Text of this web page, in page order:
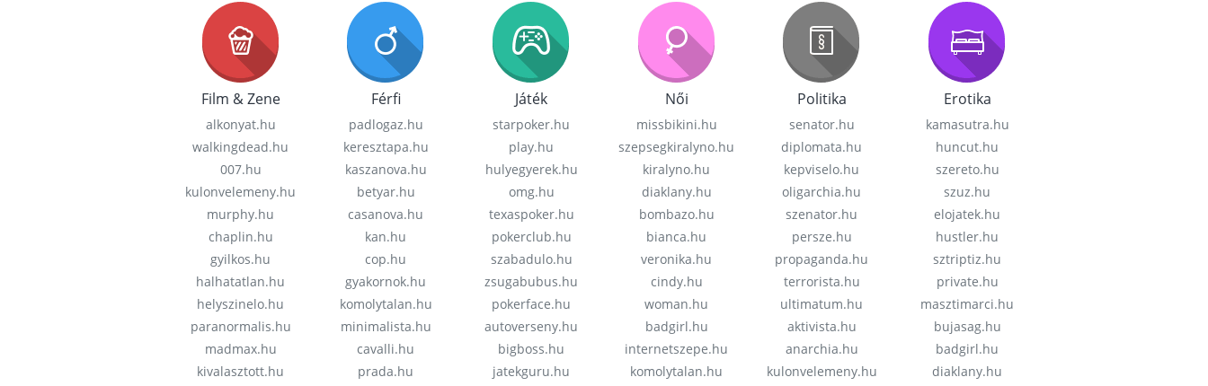
Film & Zene
alkonyat.hu
walkingdead.hu
007.hu
kulonvelemeny.hu
murphy.hu
chaplin.hu
gyilkos.hu
halhatatlan.hu
helyszinelo.hu
paranormalis.hu
madmax.hu
kivalasztott.hu
Férfi
padlogaz.hu
keresztapa.hu
kaszanova.hu
betyar.hu
casanova.hu
kan.hu
cop.hu
gyakornok.hu
komolytalan.hu
minimalista.hu
cavalli.hu
prada.hu
Játék
starpoker.hu
play.hu
hulyegyerek.hu
omg.hu
texaspoker.hu
pokerclub.hu
szabadulo.hu
zsugabubus.hu
pokerface.hu
autoverseny.hu
bigboss.hu
jatekguru.hu
Női
missbikini.hu
szepsegkiralyno.hu
kiralyno.hu
diaklany.hu
bombazo.hu
bianca.hu
veronika.hu
cindy.hu
woman.hu
badgirl.hu
internetszepe.hu
komolytalan.hu
Politika
senator.hu
diplomata.hu
kepviselo.hu
oligarchia.hu
szenator.hu
persze.hu
propaganda.hu
terrorista.hu
ultimatum.hu
aktivista.hu
anarchia.hu
kulonvelemeny.hu
Erotika
kamasutra.hu
huncut.hu
szereto.hu
szuz.hu
elojatek.hu
hustler.hu
sztriptiz.hu
private.hu
masztimarci.hu
bujasag.hu
badgirl.hu
diaklany.hu